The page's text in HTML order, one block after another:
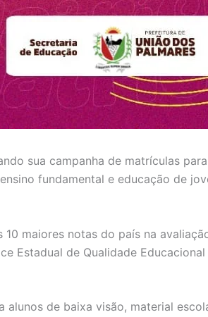
sua campanha de matrículas
fundamental e educação de
maiores notas do país na
Estadual de Qualidade
de baixa visão, material